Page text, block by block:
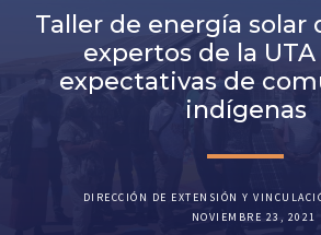
Taller de energía solar
expertos de la
expectativas de
indígenas
DIRECCIÓN DE EXTENSIÓN Y
NOVIEMBRE 23, 2021